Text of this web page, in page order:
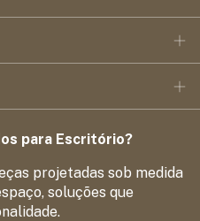
para Escritório?
projetadas sob medida
soluções que